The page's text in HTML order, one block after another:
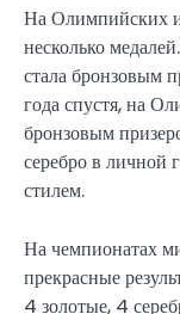
На Олимпийских
несколько
стала бронзовым
года спустя, на
бронзовым
серебро в личной
стилем.
На чемпионатах
прекрасные
4 золотые, 4